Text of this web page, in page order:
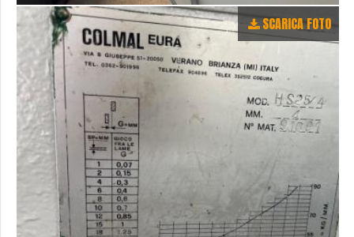
SCARICA FOTO